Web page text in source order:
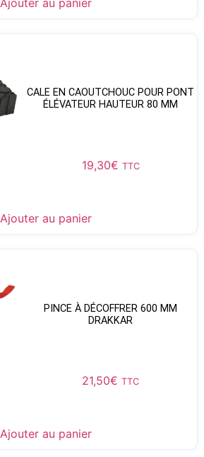
CALE EN CAOUTCHOUC POUR PONT
ÉLÉVATEUR HAUTEUR 80 MM
19,30€ TTC
Ajouter au panier
PINCE À DÉCOFFRER 600 MM
DRAKKAR
21,50€ TTC
Ajouter au panier